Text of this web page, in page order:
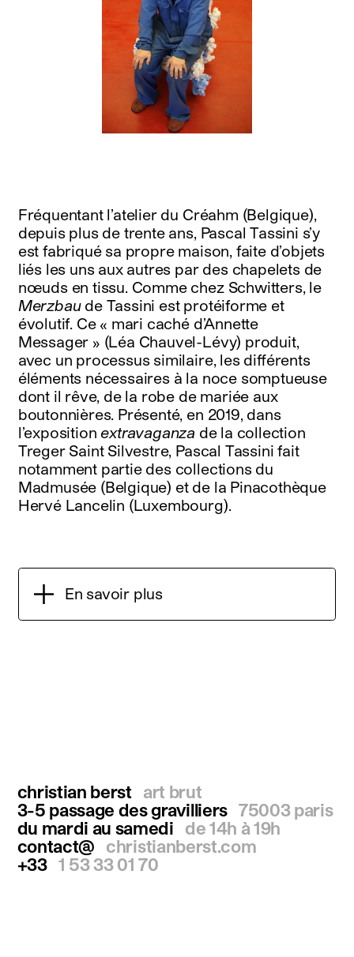
Fréquentant l’atelier du Créahm (Belgique),
depuis plus de trente ans, Pascal Tassini s’y
est fabriqué sa propre maison, faite d’objets
liés les uns aux autres par des chapelets de
nœuds en tissu. Comme chez Schwitters, le
Merzbaude Tassini est protéiforme et
évolutif. Ce « mari caché d’Annette
Messager » (Léa Chauvel-Lévy) produit,
avec un processus similaire, les différents
éléments nécessaires à la noce somptueuse
dont il rêve, de la robe de mariée aux
boutonnières. Présenté, en 2019, dans
l’exposition extravaganza de la collection
Treger Saint Silvestre, Pascal Tassini fait
notamment partie des collections du
Madmusée (Belgique) et de la Pinacothèque
Hervé Lancelin (Luxembourg).
En savoir plus
christian berst
art brut
3-5 passage des gravilliers 75003 paris
du mardi au samedi
de 14h à 19h
contact@
christianberst.com
+33 1 53 33 01 70